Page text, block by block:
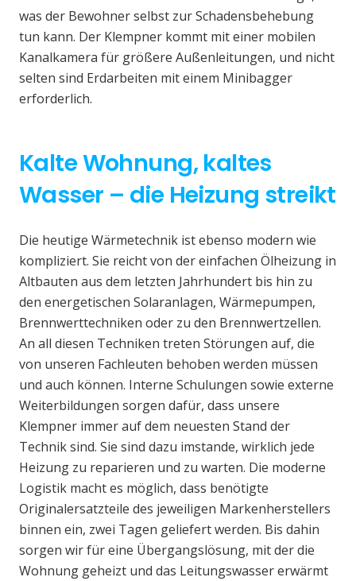
was der Bewohner selbst zur Schadensbehebung
tun kann. Der Klempner kommt mit einer mobilen
Kanalkamera für größere Außenleitungen, und nicht
selten sind Erdarbeiten mit einem Minibagger
erforderlich.
Kalte Wohnung, kaltes
Wasser – die Heizung streikt
Die heutige Wärmetechnik ist ebenso modern wie
kompliziert. Sie reicht von der einfachen Ölheizung in
Altbauten aus dem letzten Jahrhundert bis hin zu
den energetischen Solaranlagen, Wärmepumpen,
Brennwerttechniken oder zu den Brennwertzellen.
An all diesen Techniken treten Störungen auf, die
von unseren Fachleuten behoben werden müssen
und auch können. Interne Schulungen sowie externe
Weiterbildungen sorgen dafür, dass unsere
Klempner immer auf dem neuesten Stand der
Technik sind. Sie sind dazu imstande, wirklich jede
Heizung zu reparieren und zu warten. Die moderne
Logistik macht es möglich, dass benötigte
Originalersatzteile des jeweiligen Markenherstellers
binnen ein, zwei Tagen geliefert werden. Bis dahin
sorgen wir für eine Übergangslösung, mit der die
Wohnung geheizt und das Leitungswasser erwärmt